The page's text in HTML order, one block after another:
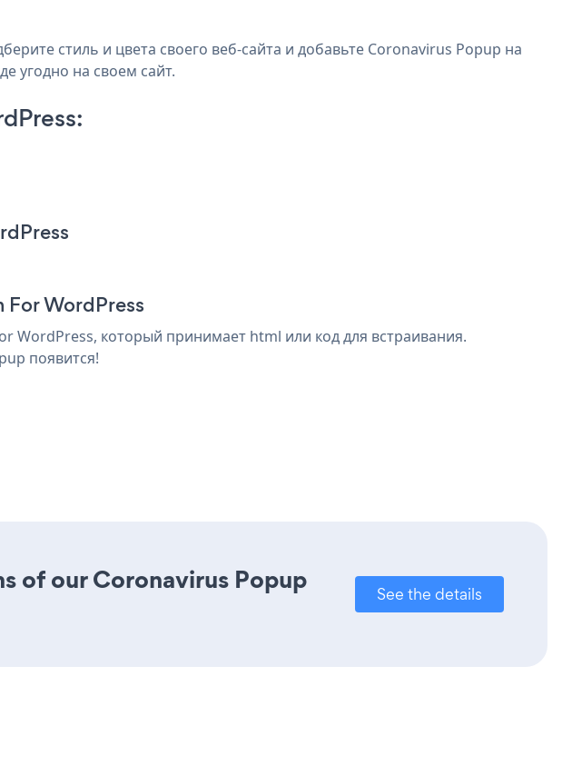
стиль и цвета своего веб-сайта и добавьте Coronavirus Popup на
угодно на своем сайт.
For WordPress
WordPress, который принимает html или код для встраивания.
появится!
of our Coronavirus Popup
See the details